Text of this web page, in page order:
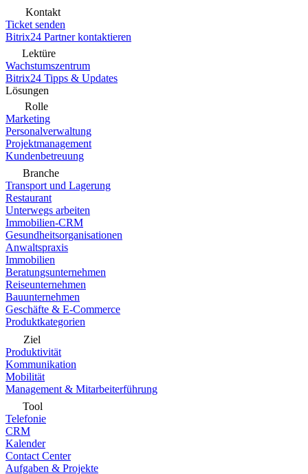
Kontakt
Ticket senden
Bitrix24 Partner kontaktieren
Lektüre
Wachstumszentrum
Bitrix24 Tipps & Updates
Lösungen
Rolle
Marketing
Personalverwaltung
Projektmanagement
Kundenbetreuung
Branche
Transport und Lagerung
Restaurant
Unterwegs arbeiten
Immobilien-CRM
Gesundheitsorganisationen
Anwaltspraxis
Immobilien
Beratungsunternehmen
Reiseunternehmen
Bauunternehmen
Geschäfte & E-Commerce
Produktkategorien
Ziel
Produktivität
Kommunikation
Mobilität
Management & Mitarbeiterführung
Tool
Telefonie
CRM
Kalender
Contact Center
Aufgaben & Projekte